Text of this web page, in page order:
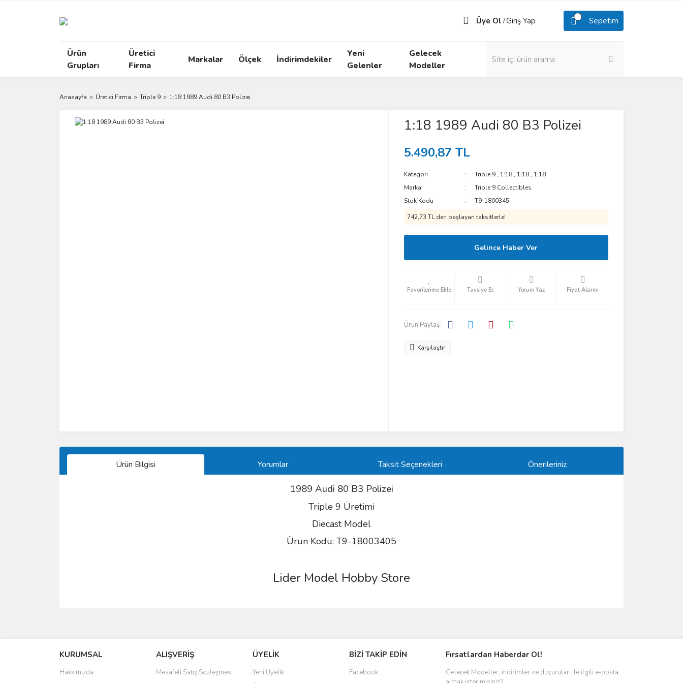
Üye Ol /Giriş Yap Sepetim
Ürün
Grupları
Üretici
Firma
Markalar Ölçek İndirimdekiler
Yeni
Gelenler
Gelecek
Modeller
Anasayfa Üretici Firma Triple 9 1:18 1989 Audi 80 B3 Polizei
1:18 1989 Audi 80 B3 Polizei
5.490,87 TL
Kategori Triple 9 , 1:18 , 1:18 , 1:18
Marka
Triple 9 Collectibles
Stok Kodu
T9-1800345
742,73 TL den başlayan taksitlerle!
Gelince Haber Ver
Tavsiye Et Yorum Yaz Fiyat Alarmı
Ürün Paylaş :
Karşılaştır
Ürün Bilgisi Yorumlar Taksit Seçenekleri Önerileriniz
1989 Audi 80 B3 Polizei
Triple 9 Üretimi
Diecast Model
Ürün Kodu: T9-18003405
Lider Model Hobby Store
Ürün resmi kalitesiz, bozuk veya görüntülenemiyor.
Ürün açıklamasında eksik bilgiler bulunuyor.
KURUMSAL
Hakkımızda
ALIŞVERİŞ
Mesafeli Satış Sözleşmesi
ÜYELİK
Yeni Üyelik
BİZİ TAKİP EDİN
Facebook
Fırsatlardan Haberdar Ol!
Gelecek Modeller, indirimler ve duyuruları ile ilgili e-posta